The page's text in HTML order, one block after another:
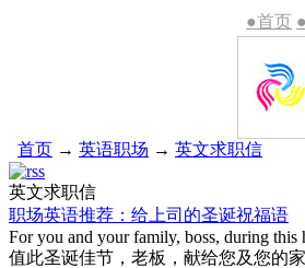
●首页 ●
首页 → 英语职场 → 英文求职信
英文求职信
职场英语推荐：给上司的圣诞祝福语
For you and your family, boss, during this
值此圣诞佳节，老板，献给您及您的家